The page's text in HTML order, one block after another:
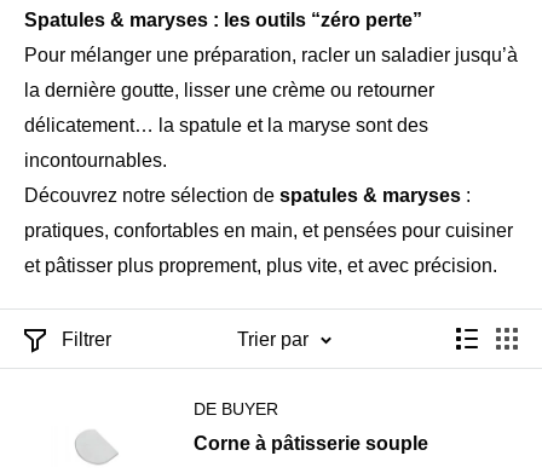
Spatules & maryses : les outils “zéro perte”
Pour mélanger une préparation, racler un saladier jusqu’à
la dernière goutte, lisser une crème ou retourner
délicatement… la spatule et la maryse sont des
incontournables.
Découvrez notre sélection de spatules & maryses :
pratiques, confortables en main, et pensées pour cuisiner
et pâtisser plus proprement, plus vite, et avec précision.
Filtrer Trier par
DE BUYER
Corne à pâtisserie souple